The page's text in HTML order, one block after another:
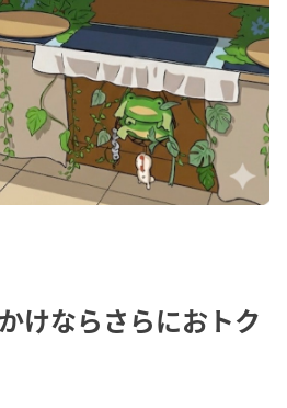
けならさらにおトク